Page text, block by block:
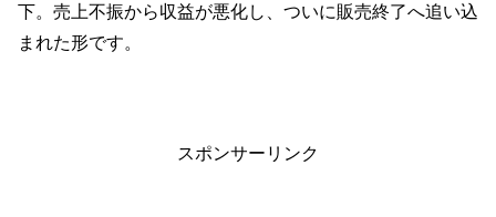
下。売上不振から収益が悪化し、ついに販売終了へ追い込
まれた形です。
スポンサーリンク